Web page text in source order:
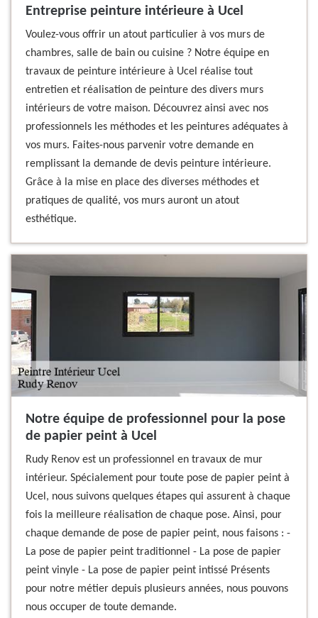
Entreprise peinture intérieure à Ucel
Voulez-vous offrir un atout particulier à vos murs de
chambres, salle de bain ou cuisine ? Notre équipe en
travaux de peinture intérieure à Ucel réalise tout
entretien et réalisation de peinture des divers murs
intérieurs de votre maison. Découvrez ainsi avec nos
professionnels les méthodes et les peintures adéquates à
vos murs. Faites-nous parvenir votre demande en
remplissant la demande de devis peinture intérieure.
Grâce à la mise en place des diverses méthodes et
pratiques de qualité, vos murs auront un atout
esthétique.
Notre équipe de professionnel pour la pose
de papier peint à Ucel
Rudy Renov est un professionnel en travaux de mur
intérieur. Spécialement pour toute pose de papier peint à
Ucel, nous suivons quelques étapes qui assurent à chaque
fois la meilleure réalisation de chaque pose. Ainsi, pour
chaque demande de pose de papier peint, nous faisons : -
La pose de papier peint traditionnel - La pose de papier
peint vinyle - La pose de papier peint intissé Présents
pour notre métier depuis plusieurs années, nous pouvons
nous occuper de toute demande.